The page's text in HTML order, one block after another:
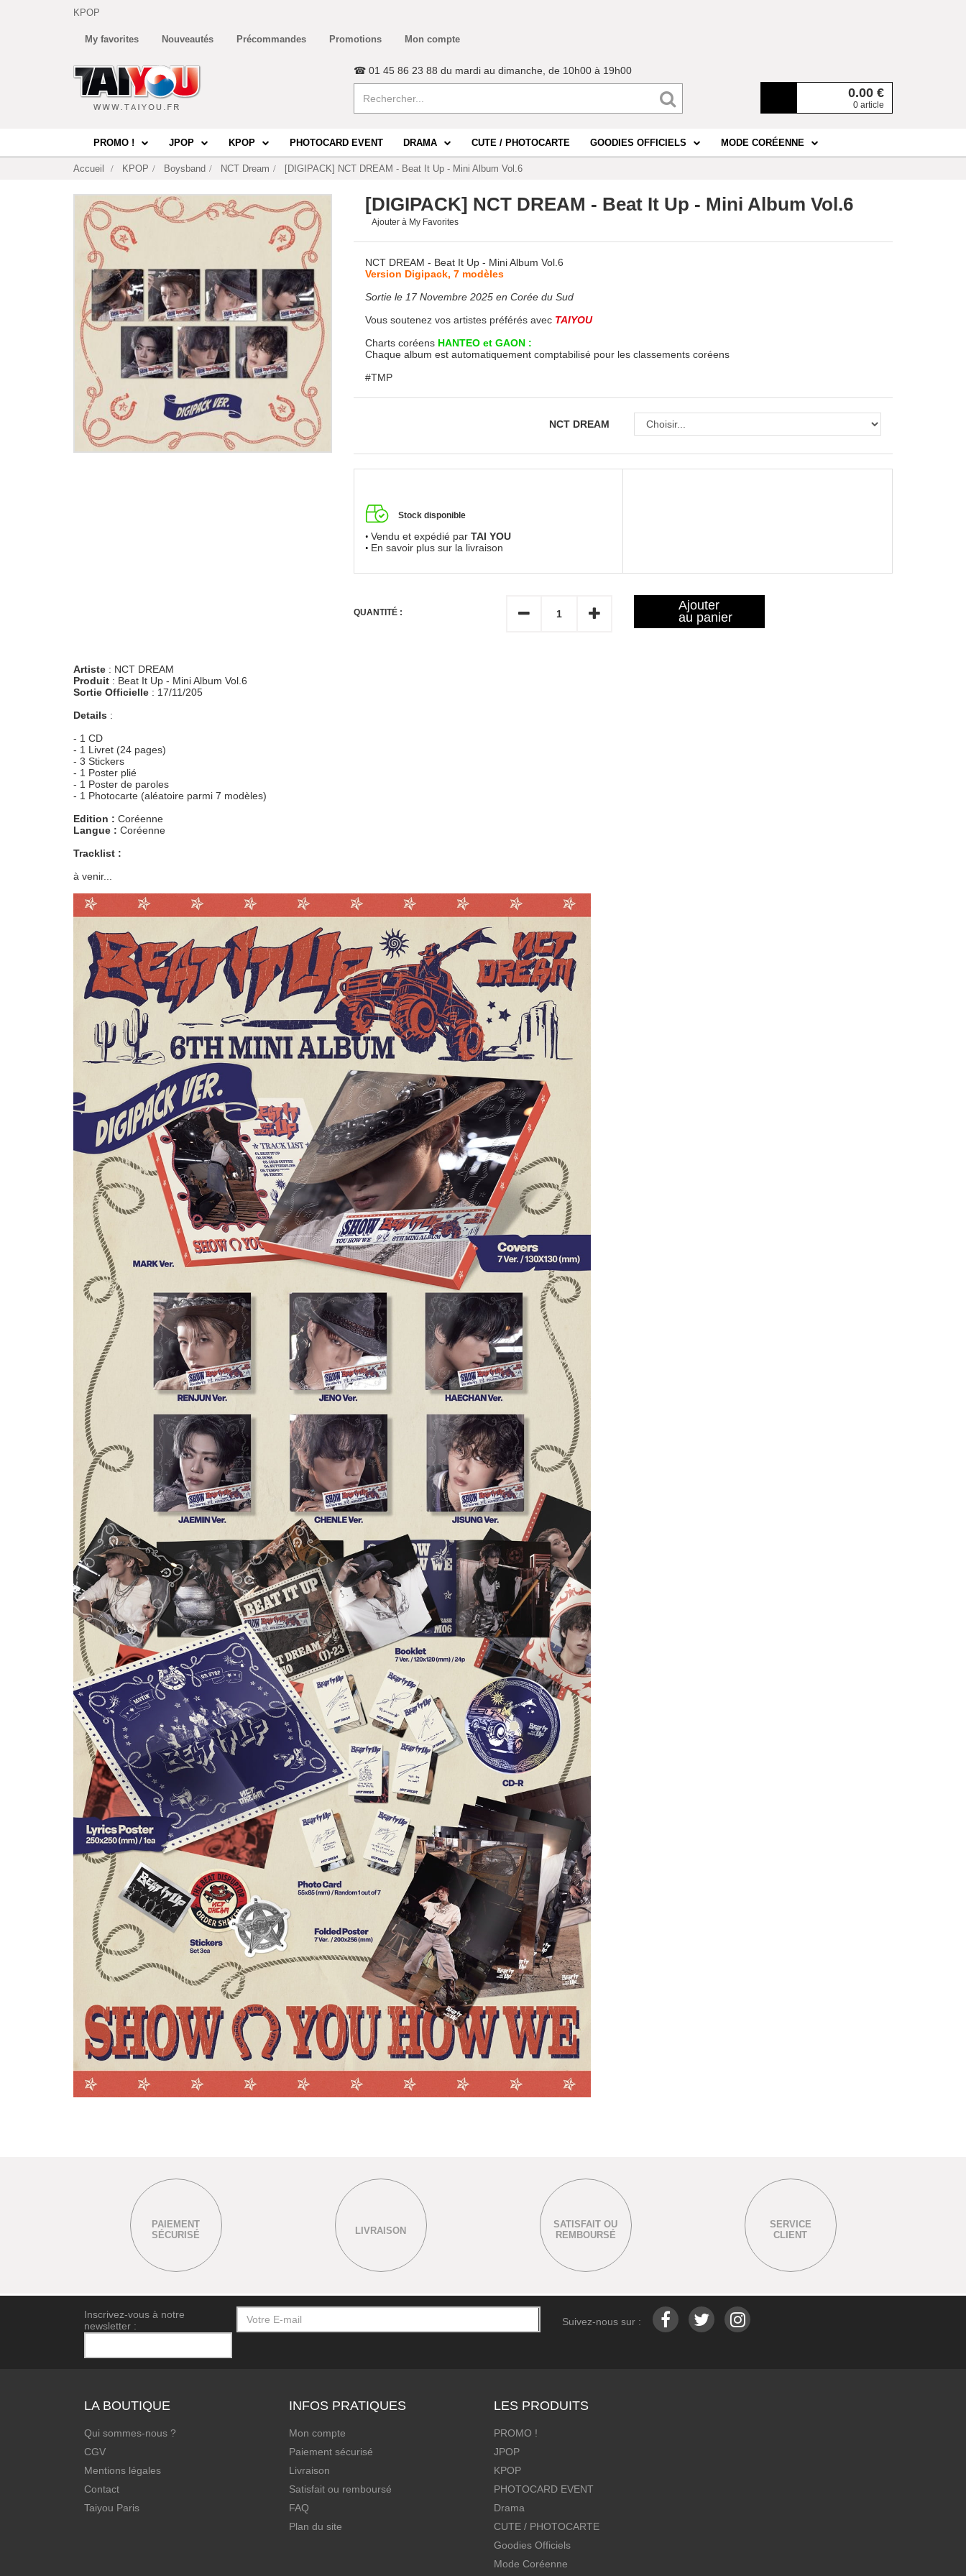
KPOP
My favorites Nouveautés Précommandes Promotions Mon compte
0.00 €
0 article
☎ 01 45 86 23 88 du mardi au dimanche, de 10h00 à 19h00
PROMO ! JPOP KPOP PHOTOCARD EVENT DRAMA CUTE / PHOTOCARTE GOODIES OFFICIELS MODE CORÉENNE
Accueil KPOP Boysband NCT Dream [DIGIPACK] NCT DREAM - Beat It Up - Mini Album Vol.6
[DIGIPACK] NCT DREAM - Beat It Up - Mini Album Vol.6
Ajouter à My Favorites
NCT DREAM - Beat It Up - Mini Album Vol.6
Version Digipack, 7 modèles
Sortie le 17 Novembre 2025 en Corée du Sud
Vous soutenez vos artistes préférés avec TAIYOU
Charts coréens HANTEO et GAON :
Chaque album est automatiquement comptabilisé pour les classements coréens
#TMP
NCT DREAM
Stock disponible
Vendu et expédié par TAI YOU
En savoir plus sur la livraison
QUANTITÉ :
Ajouter
au panier
Artiste : NCT DREAM
Produit : Beat It Up - Mini Album Vol.6
Sortie Officielle : 17/11/205
Details :
- 1 CD
- 1 Livret (24 pages)
- 3 Stickers
- 1 Poster plié
- 1 Poster de paroles
- 1 Photocarte (aléatoire parmi 7 modèles)
Edition : Coréenne
Langue : Coréenne
Tracklist :
à venir...
PAIEMENT
SÉCURISÉ
LIVRAISON
SATISFAIT OU
REMBOURSÉ
SERVICE
CLIENT
Inscrivez-vous à notre
newsletter :
Suivez-nous sur :
LA BOUTIQUE
Qui sommes-nous ?
CGV
Mentions légales
Contact
Taiyou Paris
INFOS PRATIQUES
Mon compte
Paiement sécurisé
Livraison
Satisfait ou remboursé
FAQ
Plan du site
LES PRODUITS
PROMO !
JPOP
KPOP
PHOTOCARD EVENT
Drama
CUTE / PHOTOCARTE
Goodies Officiels
Mode Coréenne